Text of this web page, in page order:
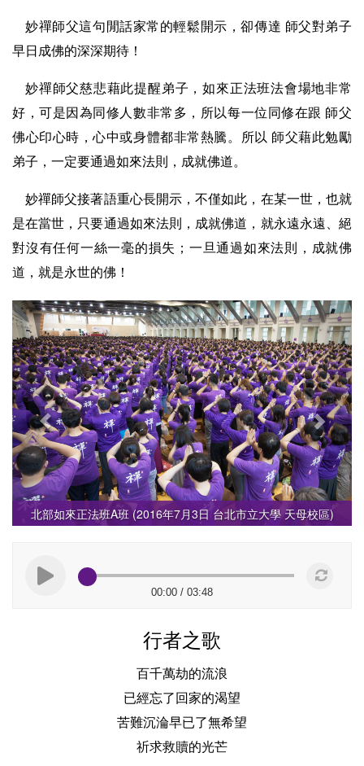
妙禪師父這句閒話家常的輕鬆開示，卻傳達 師父對弟子
早日成佛的深深期待！
妙禪師父慈悲藉此提醒弟子，如來正法班法會場地非常
好，可是因為同修人數非常多，所以每一位同修在跟 師父
佛心印心時，心中或身體都非常熱騰。所以 師父藉此勉勵
弟子，一定要通過如來法則，成就佛道。
妙禪師父接著語重心長開示，不僅如此，在某一世，也就
是在當世，只要通過如來法則，成就佛道，就永遠永遠、絕
對沒有任何一絲一毫的損失；一旦通過如來法則，成就佛
道，就是永世的佛！
北部如來正法班A班 (2016年7月3日 台北市立大學 天母校區)
00:00 / 03:48
行者之歌
百千萬劫的流浪
已經忘了回家的渴望
苦難沉淪早已了無希望
祈求救贖的光芒